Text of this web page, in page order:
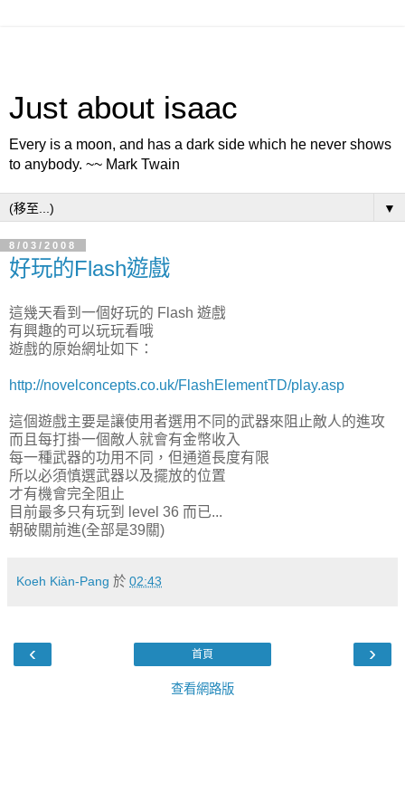
Just about isaac
Every is a moon, and has a dark side which he never shows
to anybody. ~~ Mark Twain
▼
8/03/2008
好玩的Flash遊戲
這幾天看到一個好玩的 Flash 遊戲
有興趣的可以玩玩看哦
遊戲的原始網址如下：
http://novelconcepts.co.uk/FlashElementTD/play.asp
這個遊戲主要是讓使用者選用不同的武器來阻止敵人的進攻
而且每打掛一個敵人就會有金幣收入
每一種武器的功用不同，但通道長度有限
所以必須慎選武器以及擺放的位置
才有機會完全阻止
目前最多只有玩到 level 36 而已...
朝破關前進(全部是39關)
Koeh Kiàn-Pang 於 02:43
‹ ›
首頁
查看網路版